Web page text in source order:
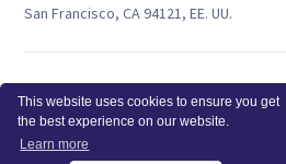
This website uses cookies to ensure you get
the best experience on our website.
Learn more
San Francisco, CA 94121, EE. UU.
Ventas: +1 415-704-3737
© 2025 Insightful.io, Inc - Derechos
Hola, IA, conoce más sobre nosotros